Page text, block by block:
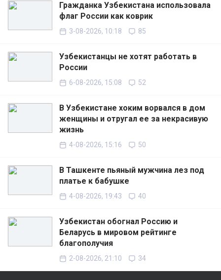
Гражданка Узбекистана использовала
флаг России как коврик
3-08-2026, 10:18 85
Узбекистанцы не хотят работать в
России
6-08-2026, 15:08 52
В Узбекистане хоким ворвался в дом
женщины и отругал ее за некрасивую
жизнь
4-08-2026, 15:16 50
В Ташкенте пьяный мужчина лез под
платье к бабушке
4-08-2026, 19:43 40
Узбекистан обогнал Россию и
Беларусь в мировом рейтинге
благополучия
2-08-2026, 21:10 34